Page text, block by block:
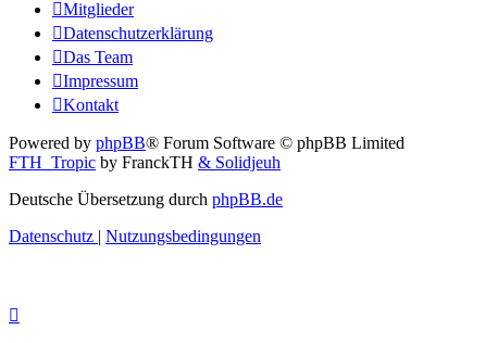
Mitglieder
Datenschutzerklärung
Das Team
Impressum
Kontakt
Powered by phpBB® Forum Software © phpBB Limited
FTH_Tropic by FranckTH & Solidjeuh
Deutsche Übersetzung durch phpBB.de
Datenschutz | Nutzungsbedingungen